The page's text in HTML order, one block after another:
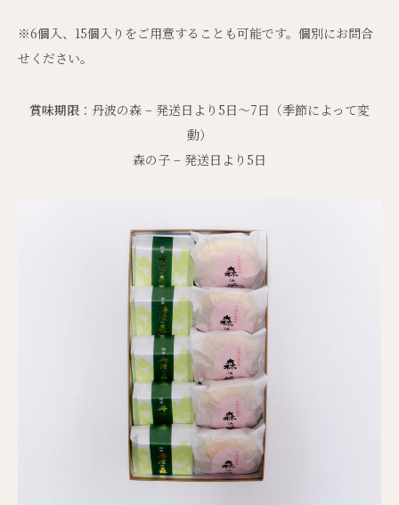
※6個入、15個入りをご用意することも可能です。個別にお問合
せください。
賞味期限 ：丹波の森 – 発送日より5日～7日（季節によって変
動）
森の子 – 発送日より5日